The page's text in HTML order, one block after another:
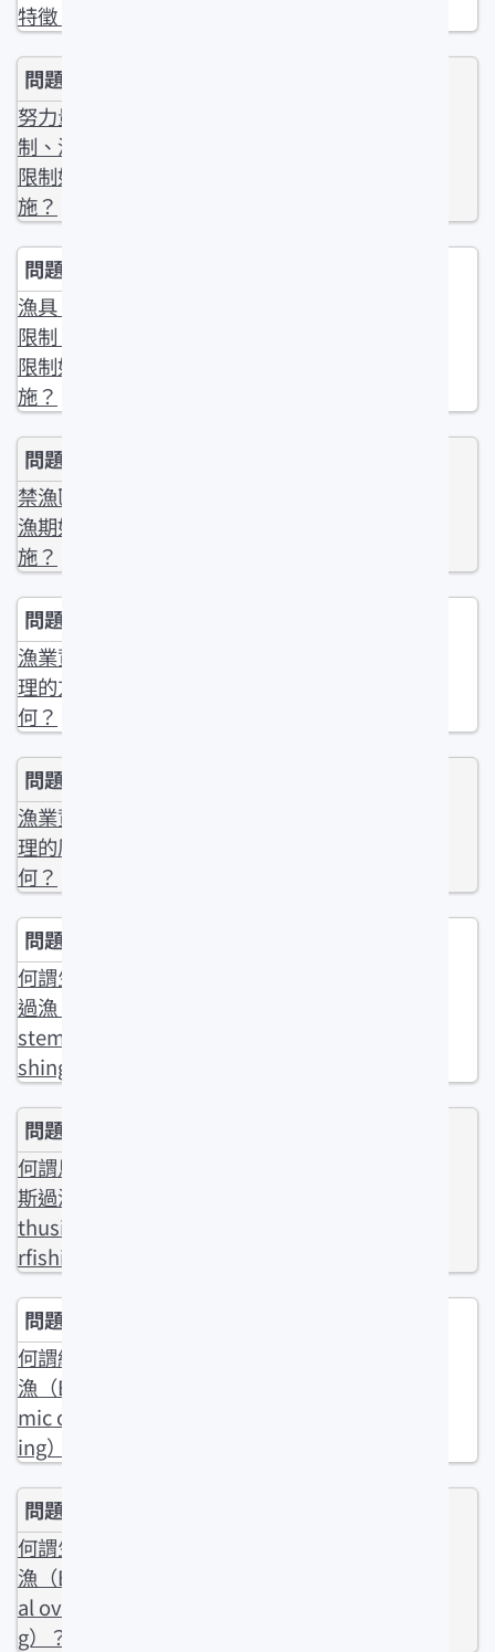
特徵？
努力量限
制、漁獲量
限制如何實
施？
漁具、漁法
限制，魚體
限制如何實
施？
禁漁區、禁
漁期如何實
施？
漁業資源管
理的方法為
何？
漁業資源管
理的原理為
何？
何謂生態系
過漁（Ecosy
stem overfi
shing）？
何謂馬爾薩
斯過漁（Mal
thusian ove
rfishing）？
何謂經濟過
漁（Econo
mic overfish
ing）？
何謂生物過
漁（Biologic
al overfishin
g）？